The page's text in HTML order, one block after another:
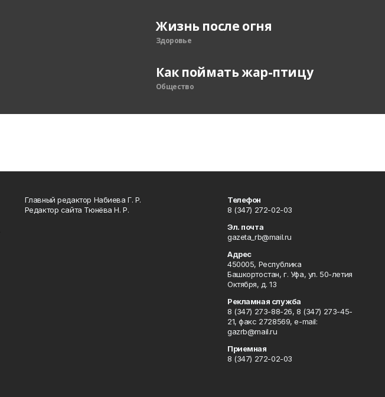
Жизнь после огня
Здоровье
Как поймать жар-птицу
Общество
Главный редактор Набиева Г. Р.
Редактор сайта Тюнёва Н. Р.
Телефон
8 (347) 272-02-03
Эл. почта
gazeta_rb@mail.ru
Адрес
450005, Республика
Башкортостан, г. Уфа, ул. 50-летия
Октября, д. 13
Рекламная служба
8 (347) 273-88-26, 8 (347) 273-45-
21, факс 2728569, e-mail:
gazrb@mail.ru
Приемная
8 (347) 272-02-03